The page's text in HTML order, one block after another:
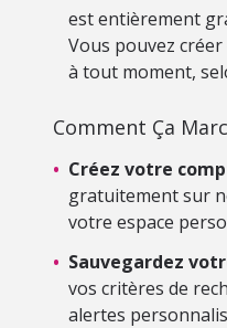
est entièrement
Vous pouvez
à tout moment,
Comment Ça
• Créez votre
gratuitement sur
votre espace
• Sauvegardez
vos critères de
alertes